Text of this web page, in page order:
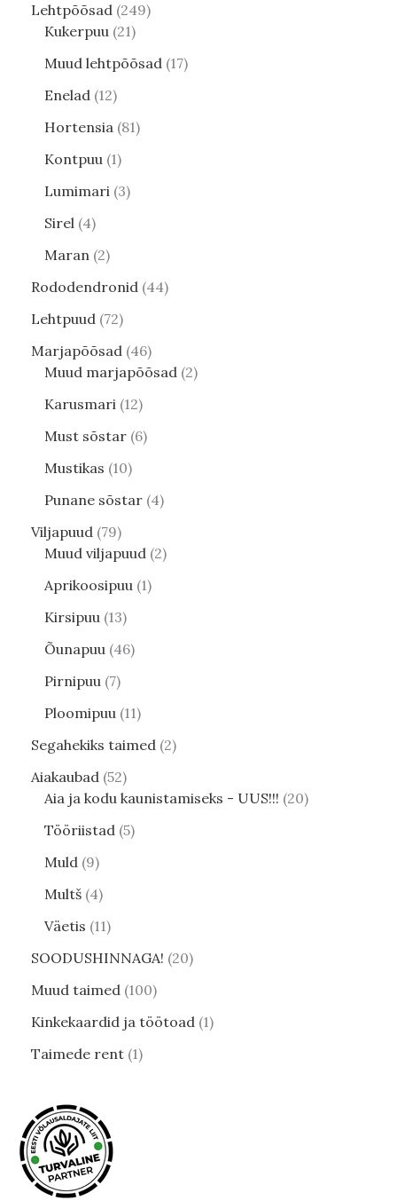
Lehtpõõsad 249
Kukerpuu 21
Muud lehtpõõsad 17
Enelad 12
Hortensia 81
Kontpuu 1
Lumimari 3
Sirel 4
Maran 2
Rododendronid 44
Lehtpuud 72
Marjapõõsad 46
Muud marjapõõsad 2
Karusmari 12
Must sõstar 6
Mustikas 10
Punane sõstar 4
Viljapuud 79
Muud viljapuud 2
Aprikoosipuu 1
Kirsipuu 13
Õunapuu 46
Pirnipuu 7
Ploomipuu 11
Segahekiks taimed 2
Aiakaubad 52
Aia ja kodu kaunistamiseks - UUS!!! 20
Tööriistad 5
Muld 9
Multš 4
Väetis 11
SOODUSHINNAGA! 20
Muud taimed 100
Kinkekaardid ja töötoad 1
Taimede rent 1